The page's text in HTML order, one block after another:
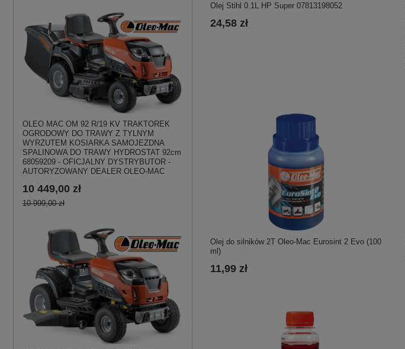
OLEO MAC OM 92 R/19 KV TRAKTOREK
OGRODOWY DO TRAWY Z TYLNYM
WYRZUTEM KOSIARKA SAMOJEZDNA
SPALINOWA DO TRAWY HYDROSTAT 92cm
68059209 - OFICJALNY DYSTRYBUTOR -
AUTORYZOWANY DEALER OLEO-MAC
10 449,00 zł
10 999,00 zł
Olej Stihl 0.1L HP Super 07813198052
24,58 zł
Olej do silników 2T Oleo-Mac Eurosint 2 Evo (100
ml)
11,99 zł